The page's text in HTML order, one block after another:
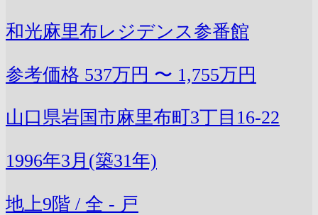
和光麻里布レジデンス参番館
参考価格 537万円 〜 1,755万円
山口県岩国市麻里布町3丁目16-22
1996年3月(築31年)
地上9階 / 全 - 戸